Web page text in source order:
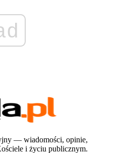
— wiadomości, opinie,
i życiu publicznym.